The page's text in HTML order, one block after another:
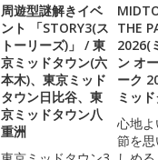
周遊型謎解きイベ
ント 「STORY3(ス
トーリーズ)」 / 東
京ミッドタウン(六
本木)、東京ミッド
タウン日比谷、東
京ミッドタウン八
重洲
THE
2026(
ン オ
ーク
ミッ
心地
節を